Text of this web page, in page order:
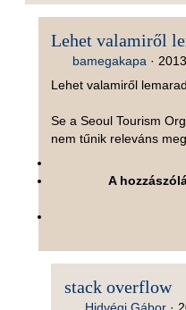
Lehet valamiről
bamegakapa ·
Lehet valamiről
Se a Seoul Tourism
nem tűnik releváns
A
stack overflow